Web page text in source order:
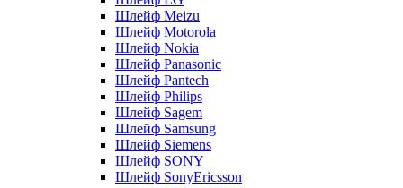
Шлейф Meizu
Шлейф Motorola
Шлейф Nokia
Шлейф Panasonic
Шлейф Pantech
Шлейф Philips
Шлейф Sagem
Шлейф Samsung
Шлейф Siemens
Шлейф SONY
Шлейф SonyEricsson